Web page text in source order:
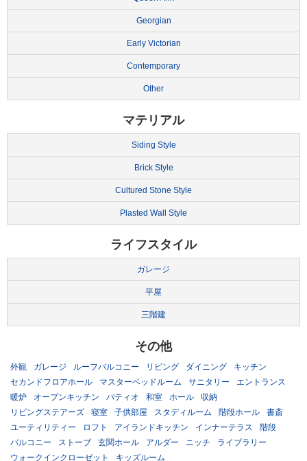
Georgian
Early Victorian
Contemporary
Other
マテリアル
Siding Style
Brick Style
Cultured Stone Style
Plasted Wall Style
ライフスタイル
ガレージ
平屋
三階建
その他
外観 ガレージ ルーフバルコニー リビング ダイニング
キッチン
セカンドフロアホール
マスターベッドルーム サニタリー
エントランス
暖炉
オープンキッチン パティオ 和室 ホール
収納
リビングステアーズ
寝室 子供部屋 スタディルーム 階段ホール
書斎
ユーティリティー
ロフト アイランドキッチン インナーテラス
階段
バルコニー
ストーブ 玄関ホール アルダー ニッチ
ライブラリー
ウォークインクローゼット
キッズルーム